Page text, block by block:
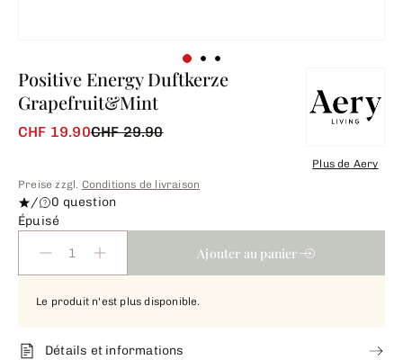
Positive Energy Duftkerze
Grapefruit&Mint
CHF 19.90CHF 29.90
Plus de Aery
Preise zzgl. Conditions de livraison
/
0 question
Épuisé
Ajouter au panier
Le produit n'est plus disponible.
Détails et informations